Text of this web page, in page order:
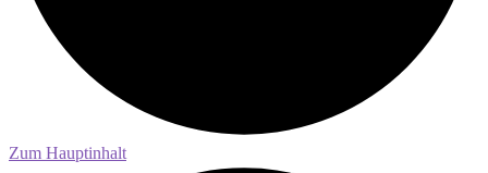
Zum Hauptinhalt